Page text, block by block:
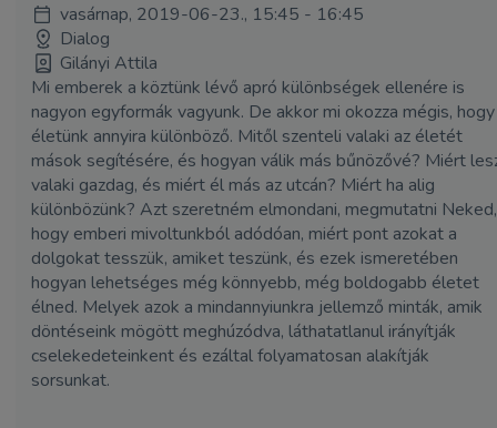
vasárnap, 2019-06-23., 15:45 - 16:45
Dialog
Gilányi Attila
Mi emberek a köztünk lévő apró különbségek ellenére is
nagyon egyformák vagyunk. De akkor mi okozza mégis, hogy
életünk annyira különböző. Mitől szenteli valaki az életét
mások segítésére, és hogyan válik más bűnözővé? Miért
valaki gazdag, és miért él más az utcán? Miért ha alig
különbözünk? Azt szeretném elmondani, megmutatni Neked,
hogy emberi mivoltunkból adódóan, miért pont azokat a
dolgokat tesszük, amiket teszünk, és ezek ismeretében
hogyan lehetséges még könnyebb, még boldogabb életet
élned. Melyek azok a mindannyiunkra jellemző minták, amik
döntéseink mögött meghúzódva, láthatatlanul irányítják
cselekedeteinkent és ezáltal folyamatosan alakítják
sorsunkat.